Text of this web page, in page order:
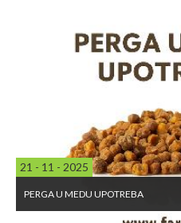
21 - 11 - 2025
PERGA U MEDU UPOTREBA